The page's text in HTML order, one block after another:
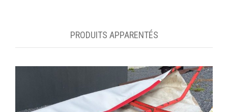
PRODUITS APPARENTÉS